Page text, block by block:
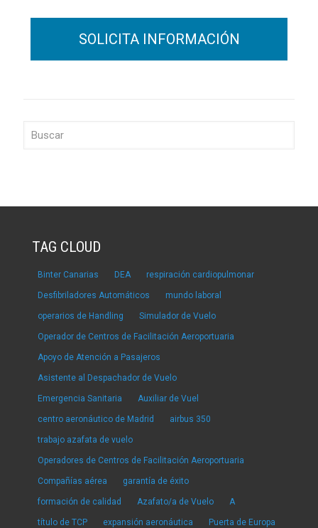
TAG CLOUD
Binter Canarias DEA respiración cardiopulmonar
Desfibriladores Automáticos mundo laboral
operarios de Handling Simulador de Vuelo
Operador de Centros de Facilitación Aeroportuaria
Apoyo de Atención a Pasajeros
Asistente al Despachador de Vuelo
Emergencia Sanitaria Auxiliar de Vuel
centro aeronáutico de Madrid airbus 350
trabajo azafata de vuelo
Operadores de Centros de Facilitación Aeroportuaria
Compañías aérea garantía de éxito
formación de calidad Azafato/a de Vuelo A
título de TCP expansión aeronáutica Puerta de Europa